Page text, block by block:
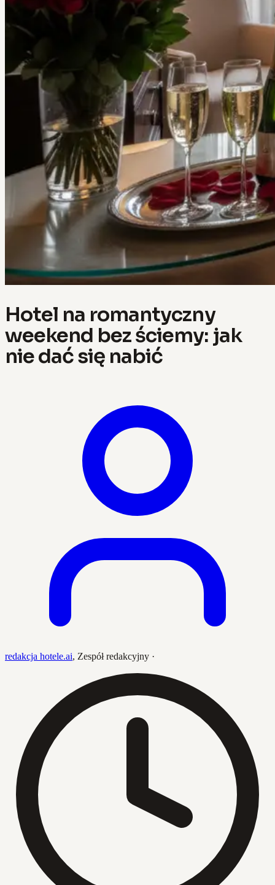
Hotel na romantyczny
weekend bez ściemy: jak
nie dać się nabić
redakcja hotele.ai, Zespół redakcyjny ·